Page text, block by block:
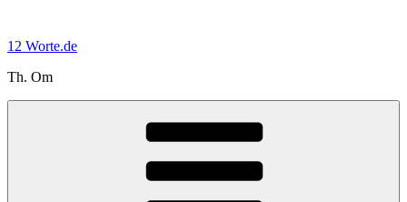
springen
12 Worte.de
Th. Om